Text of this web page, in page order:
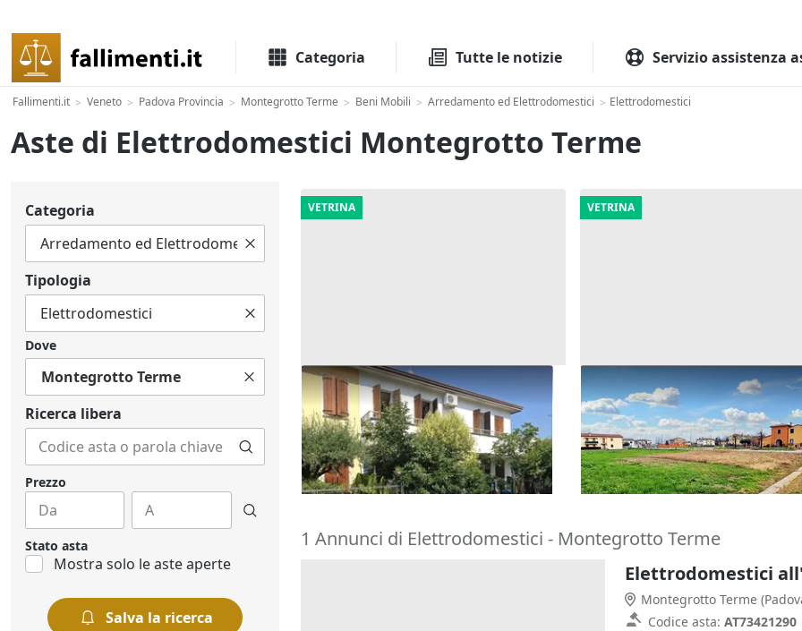
Categoria Tutte le notizie Servizio assistenza
Fallimenti.it > Veneto > Padova Provincia > Montegrotto Terme > Beni Mobili > Arredamento ed Elettrodomestici > Elettrodomestici
Aste di Elettrodomestici Montegrotto Terme
Categoria
Tipologia
Dove
Montegrotto Terme
Ricerca libera
Prezzo
Stato asta
Mostra solo le aste aperte
Salva la ricerca
VETRINA
Asta Abitazione cielo terra con
cortile e cantina
Montegrotto Terme (Padova)
195.000 €
20/10/2026
VETRINA
Asta Terreni edificabili
di 5.900 mq
Castegnero (Vicenza)
85.000 €
16/11/2026
1 Annunci di Elettrodomestici - Montegrotto Terme
Elettrodomestici
Montegrotto Terme
Codice asta: AT73421290